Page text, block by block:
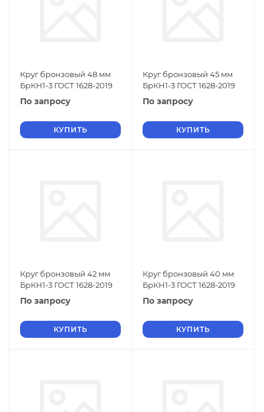
Круг бронзовый 48 мм
БрКН1-3 ГОСТ 1628-2019
По запросу
КУПИТЬ
Круг бронзовый 45 мм
БрКН1-3 ГОСТ 1628-2019
По запросу
КУПИТЬ
Круг бронзовый 42 мм
БрКН1-3 ГОСТ 1628-2019
По запросу
КУПИТЬ
Круг бронзовый 40 мм
БрКН1-3 ГОСТ 1628-2019
По запросу
КУПИТЬ